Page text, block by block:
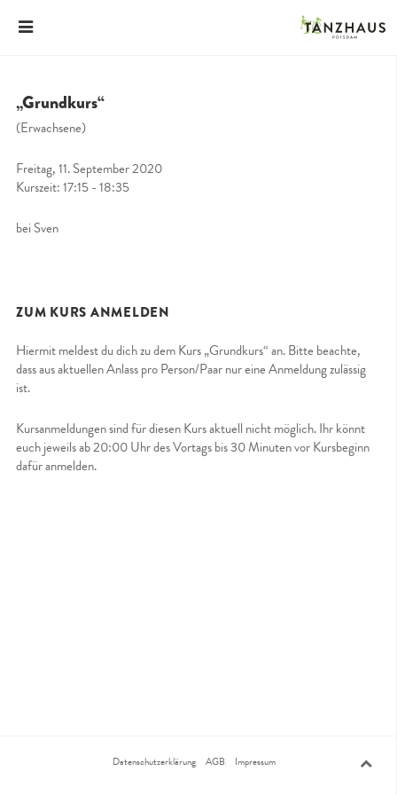
„Grundkurs“
(Erwachsene)
Freitag, 11. September 2020
Kurszeit: 17:15 - 18:35
bei Sven
ZUM KURS ANMELDEN
Hiermit meldest du dich zu dem Kurs „Grundkurs“ an. Bitte beachte,
dass aus aktuellen Anlass pro Person/Paar nur eine Anmeldung zulässig
ist.
Kursanmeldungen sind für diesen Kurs aktuell nicht möglich. Ihr könnt
euch jeweils ab 20:00 Uhr des Vortags bis 30 Minuten vor Kursbeginn
dafür anmelden.
Datenschutzerklärung AGB Impressum